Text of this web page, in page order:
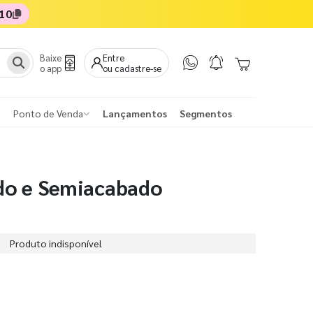
Baixe
o app
Entre
ou cadastre-se
Ponto de Venda Lançamentos Segmentos
e Semiacabado
Produto indisponível